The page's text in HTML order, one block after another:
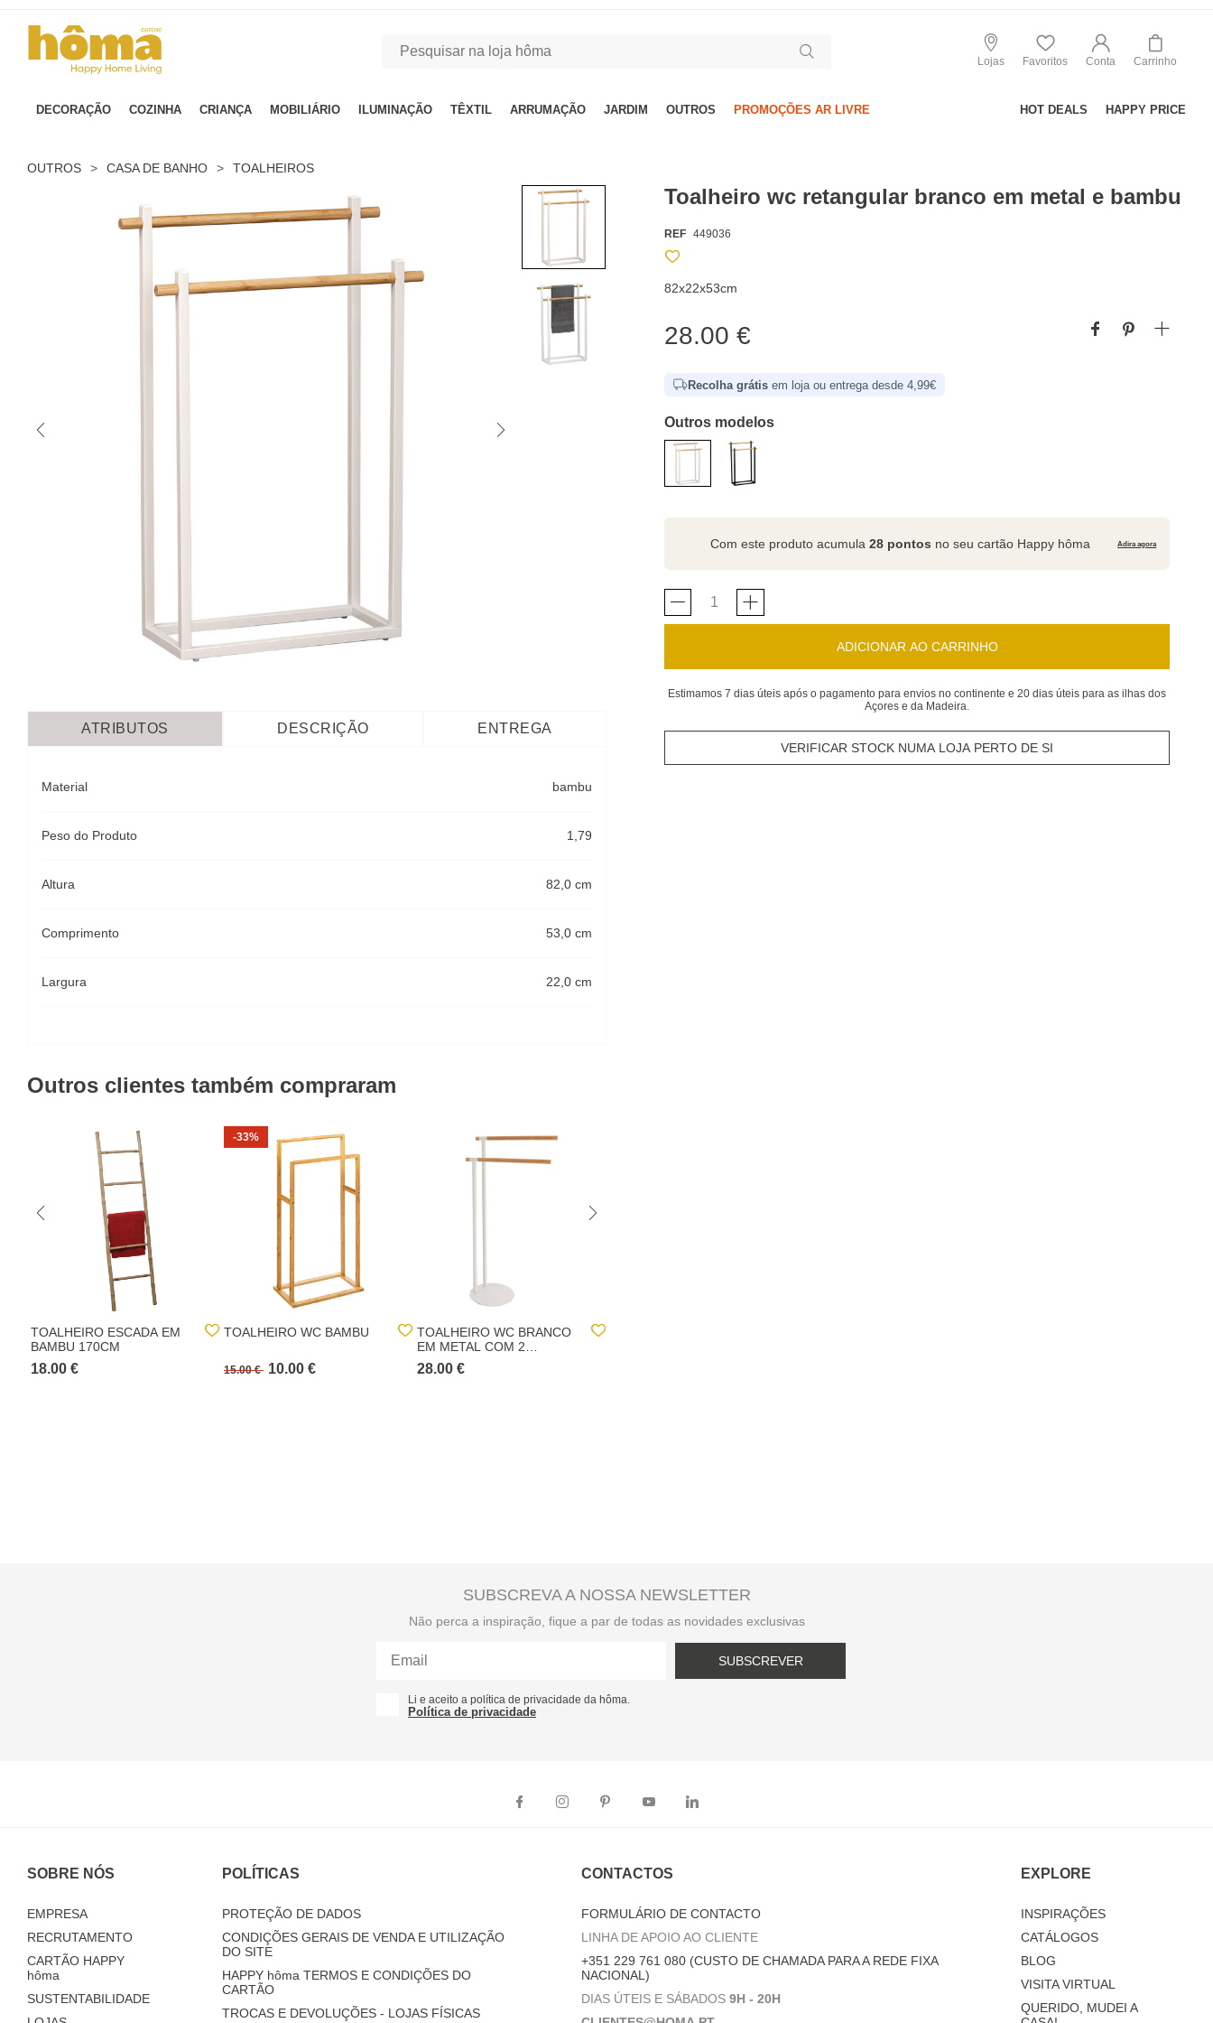
Lojas Favoritos Conta Carrinho
DECORAÇÃO COZINHA CRIANÇA MOBILIÁRIO ILUMINAÇÃO TÊXTIL ARRUMAÇÃO JARDIM OUTROS PROMOÇÕES AR LIVRE HOT DEALS HAPPY PRICE
OUTROS > CASA DE BANHO > TOALHEIROS
Toalheiro wc retangular branco em metal e bambu
REF 449036
82x22x53cm
28.00 €
Recolha grátis em loja ou entrega desde 4,99€
Outros modelos
Com este produto acumula28 pontos no seu cartão Happy hôma Adira agora
ADICIONAR AO CARRINHO
Estimamos 7 dias úteis após o pagamento para envios no continente e 20 dias úteis para as ilhas dos
Açores e da Madeira.
VERIFICAR STOCK NUMA LOJA PERTO DE SI
ATRIBUTOS DESCRIÇÃO ENTREGA
Material bambu
Peso do Produto 1,79
Altura 82,0 cm
Comprimento 53,0 cm
Largura 22,0 cm
Outros clientes também compraram
TOALHEIRO ESCADA EM
BAMBU 170CM
18.00 €
-33%
TOALHEIRO WC BAMBU
15.00 € 10.00 €
TOALHEIRO WC BRANCO
EM METAL COM 2
BARRAS EM BAMBU
28.00 €
SUBSCREVA A NOSSA NEWSLETTER
Não perca a inspiração, fique a par de todas as novidades exclusivas
SUBSCREVER
Li e aceito a política de privacidade da hôma.
Política de privacidade
SOBRE NÓS
EMPRESA
RECRUTAMENTO
CARTÃO HAPPY
hôma
SUSTENTABILIDADE
POLÍTICAS
PROTEÇÃO DE DADOS
CONDIÇÕES GERAIS DE VENDA E UTILIZAÇÃO
DO SITE
HAPPY hôma TERMOS E CONDIÇÕES DO
CARTÃO
TROCAS E DEVOLUÇÕES - LOJAS FÍSICAS
CONTACTOS
FORMULÁRIO DE CONTACTO
LINHA DE APOIO AO CLIENTE
+351 229 761 080 (CUSTO DE CHAMADA PARA A REDE FIXA
NACIONAL)
DIAS ÚTEIS E SÁBADOS 9H - 20H
EXPLORE
INSPIRAÇÕES
CATÁLOGOS
BLOG
VISITA VIRTUAL
QUERIDO, MUDEI A